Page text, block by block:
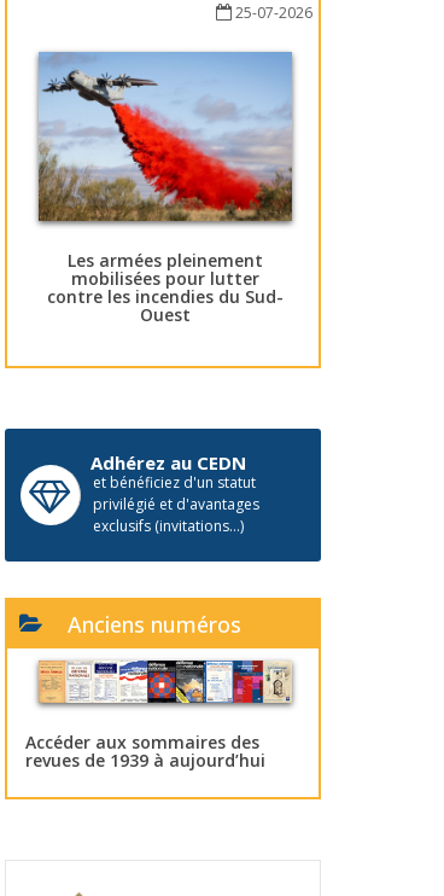
25-07-2026
Les armées pleinement
mobilisées pour lutter
contre les incendies du Sud-
Ouest
Adhérez au CEDN
et bénéficiez d'un statut
privilégié et d'avantages
exclusifs (invitations...)
Anciens numéros
Accéder aux sommaires des
revues de 1939 à aujourd’hui